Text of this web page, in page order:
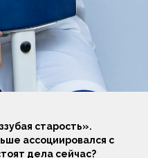
старость».
ассоциировался с
дела сейчас?